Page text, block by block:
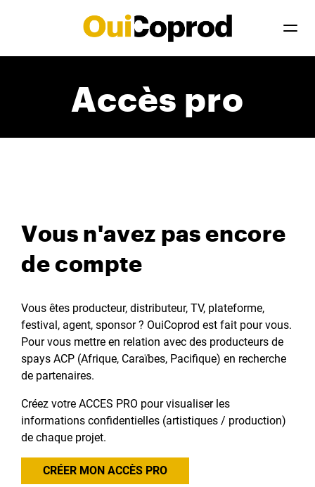
Accès pro
Vous n'avez pas encore
de compte
Vous êtes producteur, distributeur, TV, plateforme,
festival, agent, sponsor ? OuiCoprod est fait pour vous.
Pour vous mettre en relation avec des producteurs de
spays ACP (Afrique, Caraïbes, Pacifique) en recherche
de partenaires.
Créez votre ACCES PRO pour visualiser les
informations confidentielles (artistiques / production)
de chaque projet.
CRÉER MON ACCÈS PRO